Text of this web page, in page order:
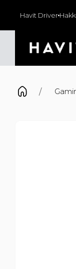
Havit Driver
#HappyHour